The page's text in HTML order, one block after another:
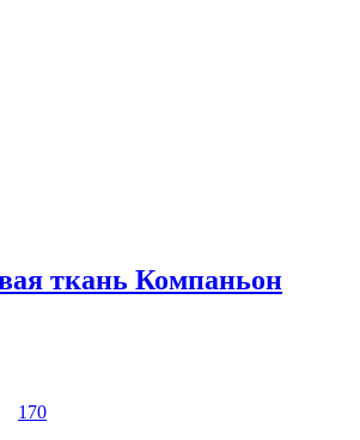
ткань Компаньон
170